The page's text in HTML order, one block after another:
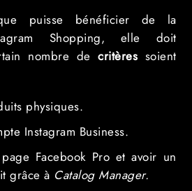
puisse bénéficier de la
Shopping, elle doit
nombre decritères soient
physiques.
Instagram Business.
Facebook Pro et avoir un
grâce à Catalog Manager.